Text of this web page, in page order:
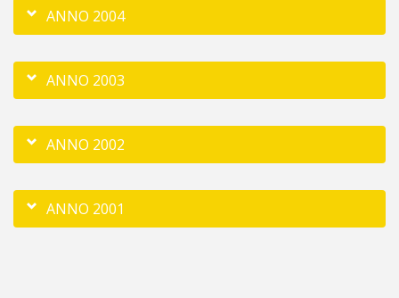
ANNO 2004
ANNO 2003
ANNO 2002
ANNO 2001